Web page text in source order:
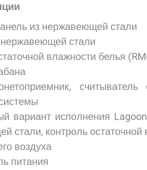
из нержавеющей стали
стали
влажности белья
считыватель
вариант исполнения
стали, контроль
воздуха
питания